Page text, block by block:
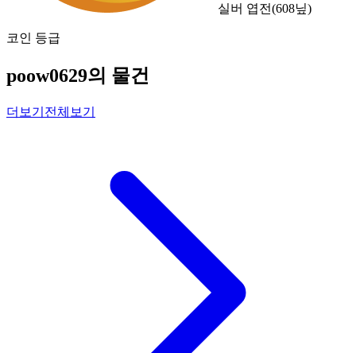
실버 엽전(608닢)
코인 등급
poow0629의 물건
더보기 전체보기